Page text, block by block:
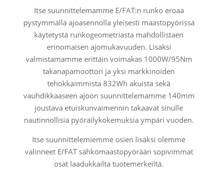
Itse suunnittelemamme E/FAT:n runko eroaa
pystymmällä ajoasennolla yleisesti maastopyörissä
käytetystä runkogeometriasta mahdollistaen
erinomaisen ajomukavuuden. Lisäksi
valmistamamme erittäin voimakas 1000W/95Nm
takanapamoottori ja yksi markkinoiden
tehokkaimmista 832Wh akuista sekä
vauhdikkaaseen ajoon suunnittelemamme 140mm
joustava etuiskunvaimennin takaavat sinulle
nautinnollisia pyöräilykokemuksia ympäri vuoden.
Itse suunnittelemiemme osien lisäksi olemme
valinneet E/FAT sähkömaastopyörään sopivimmat
osat laadukkailta tuotemerkeiltä.